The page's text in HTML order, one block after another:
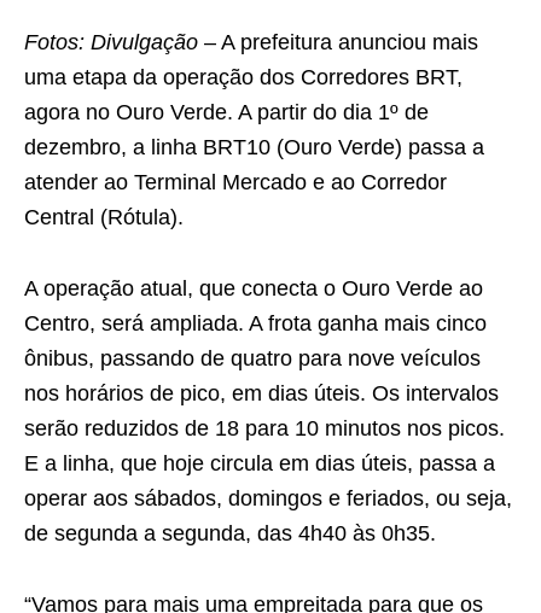
Fotos: Divulgação – A prefeitura anunciou mais
uma etapa da operação dos Corredores BRT,
agora no Ouro Verde. A partir do dia 1º de
dezembro, a linha BRT10 (Ouro Verde) passa a
atender ao Terminal Mercado e ao Corredor
Central (Rótula).
A operação atual, que conecta o Ouro Verde ao
Centro, será ampliada. A frota ganha mais cinco
ônibus, passando de quatro para nove veículos
nos horários de pico, em dias úteis. Os intervalos
serão reduzidos de 18 para 10 minutos nos picos.
E a linha, que hoje circula em dias úteis, passa a
operar aos sábados, domingos e feriados, ou seja,
de segunda a segunda, das 4h40 às 0h35.
“Vamos para mais uma empreitada para que os